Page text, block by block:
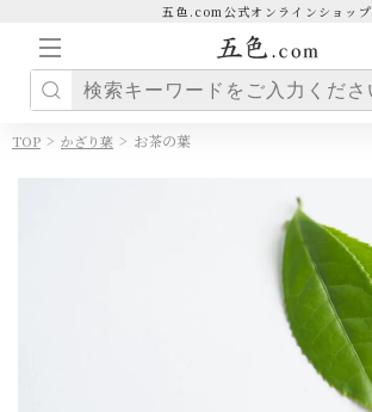
五色.com公式オンラインショップ
TOP > かざり葉 > お茶の葉